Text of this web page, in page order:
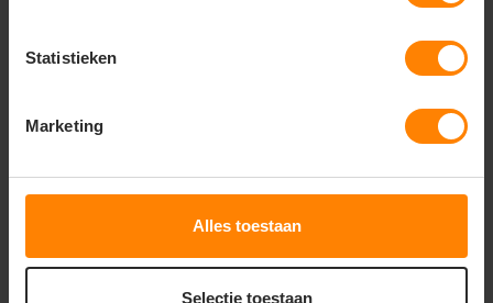
Statistieken
Marketing
Alles toestaan
Selectie toestaan
Excl. btw